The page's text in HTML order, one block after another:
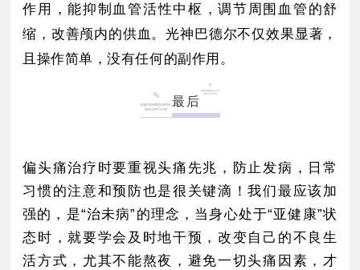
作用，能抑制血管活性中枢，调节周围血管的舒
缩，改善颅内的供血。光神巴德尔不仅效果显著，
且操作简单，没有任何的副作用。
最后
偏头痛治疗时要重视头痛先兆，防止发病，日常
习惯的注意和预防也是很关键滴！我们最应该加
强的，是“治未病”的理念，当身心处于“亚健康”状
态时，就要学会及时地干预，改变自己的不良生
活方式，尤其不能熬夜，避免一切头痛因素，才